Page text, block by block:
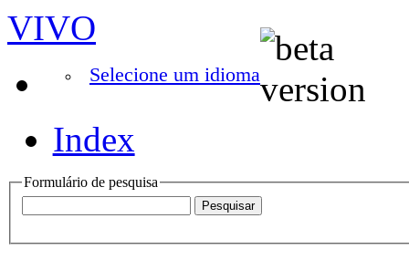
VIVO
Selecione um idioma
Index
Formulário de pesquisa